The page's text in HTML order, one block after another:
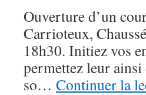
Ouverture d’un
Carrioteux,
18h30. Initiez vos
permettez leur ainsi
so… Continuer la